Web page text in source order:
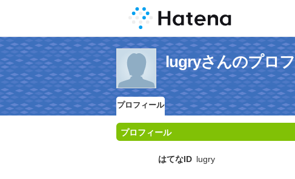
lugryさんのプロ
プロフィール
プロフィール
はてなID lugry